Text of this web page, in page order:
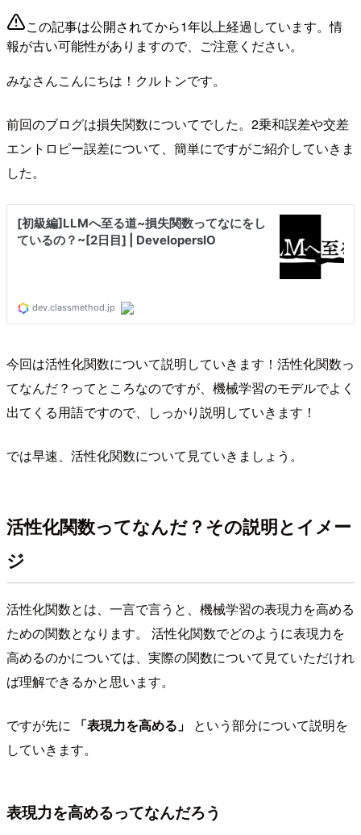
この記事は公開されてから1年以上経過しています。情
報が古い可能性がありますので、ご注意ください。
みなさんこんにちは！クルトンです。
前回のブログは損失関数についてでした。2乗和誤差や交差
エントロピー誤差について、簡単にですがご紹介していきま
した。
今回は活性化関数について説明していきます！活性化関数っ
てなんだ？ってところなのですが、機械学習のモデルでよく
出てくる用語ですので、しっかり説明していきます！
では早速、活性化関数について見ていきましょう。
活性化関数ってなんだ？その説明とイメー
ジ
活性化関数とは、一言で言うと、機械学習の表現力を高める
ための関数となります。 活性化関数でどのように表現力を
高めるのかについては、実際の関数について見ていただけれ
ば理解できるかと思います。
ですが先に 「表現力を高める」
という部分について説明を
していきます。
表現力を高めるってなんだろう